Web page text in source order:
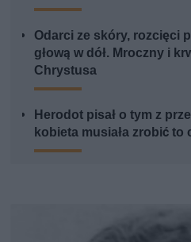
Odarci ze skóry, rozcięci
głową w dół. Mroczny i
Chrystusa
Herodot pisał o tym z
kobieta musiała zrobić to